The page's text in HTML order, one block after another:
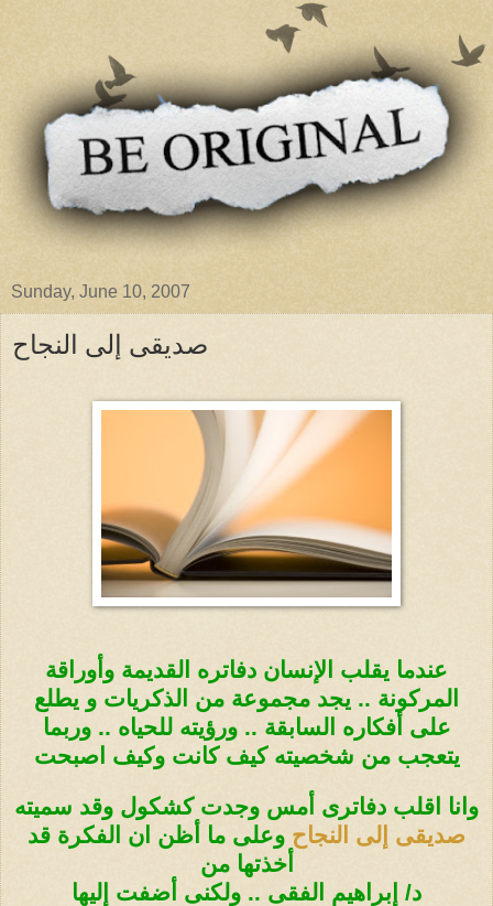
Sunday, June 10, 2007
صديقى إلى النجاح
عندما يقلب الإنسان دفاتره القديمة وأوراقة
المركونة .. يجد مجموعة من الذكريات و يطلع
على أفكاره السابقة .. ورؤيته للحياه .. وربما
يتعجب من شخصيته كيف كانت وكيف اصبحت
وانا اقلب دفاترى أمس وجدت كشكول وقد سميته
صديقى إلى النجاح وعلى ما أظن ان الفكرة قد
أخذتها من
د/ إبراهيم الفقى .. ولكنى أضفت إليها